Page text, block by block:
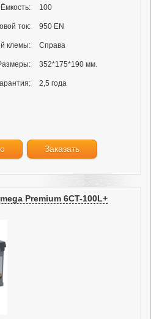
Ёмкость: 100
ток: 950 EN
клемы: Справа
352*175*190 мм.
2,5 года
Заказать
Premium 6CT-100L+